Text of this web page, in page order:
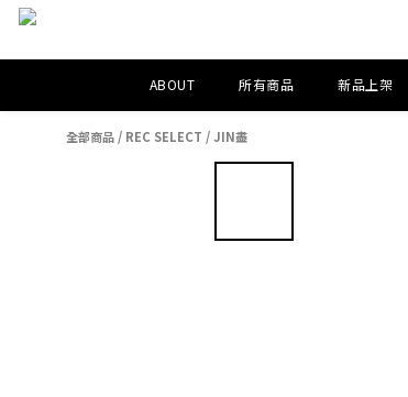
ABOUT 所有商品 新品上架
全部商品 / REC SELECT /JIN盡